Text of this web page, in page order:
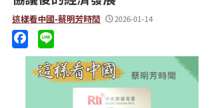
這樣看中國-蔡明芳時間 2026-01-14